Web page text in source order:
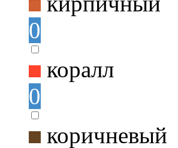
0
коралл
0
коричневый